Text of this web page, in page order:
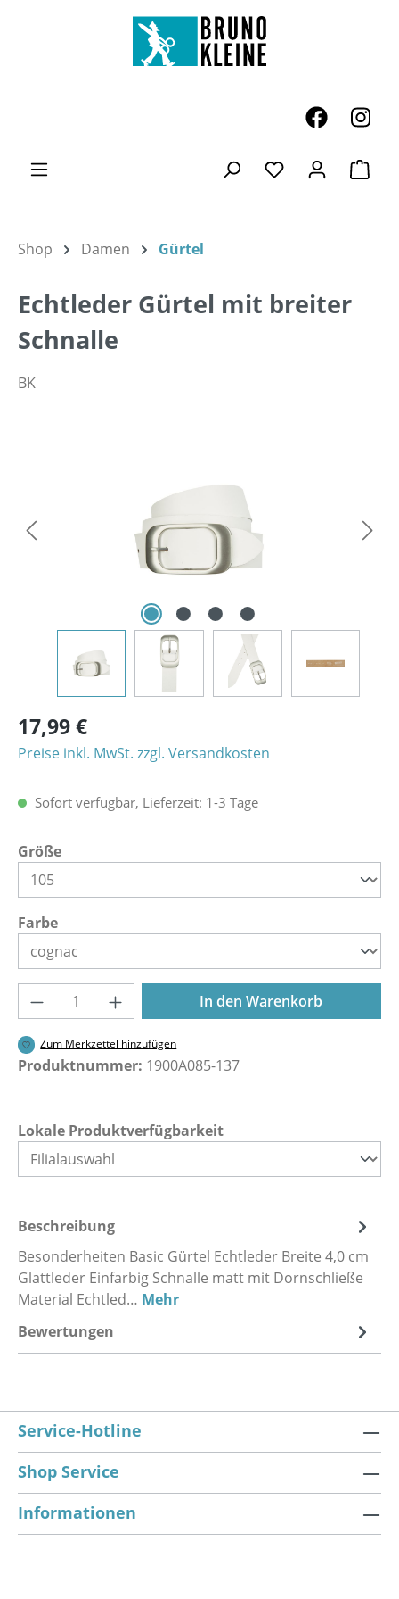
Zum Hauptinhalt springen
Du hast 0
Shop Damen Gürtel
Echtleder Gürtel mit breiter
Schnalle
BK
17,99 €
Preise inkl. MwSt. zzgl. Versandkosten
Sofort verfügbar, Lieferzeit: 1-3 Tage
Größeauswählen
Farbeauswählen
Produkt Anzahl: Gib den gewünschten
In den Warenkorb
Zum Merkzettel hinzufügen
Produktnummer: 1900A085-137
Lokale Produktverfügbarkeit
Beschreibung
Besonderheiten Basic Gürtel Echtleder Breite 4,0 cm
Glattleder Einfarbig Schnalle matt mit Dornschließe
Material Echtled… Mehr
Bewertungen
Service-Hotline
Shop Service
Informationen